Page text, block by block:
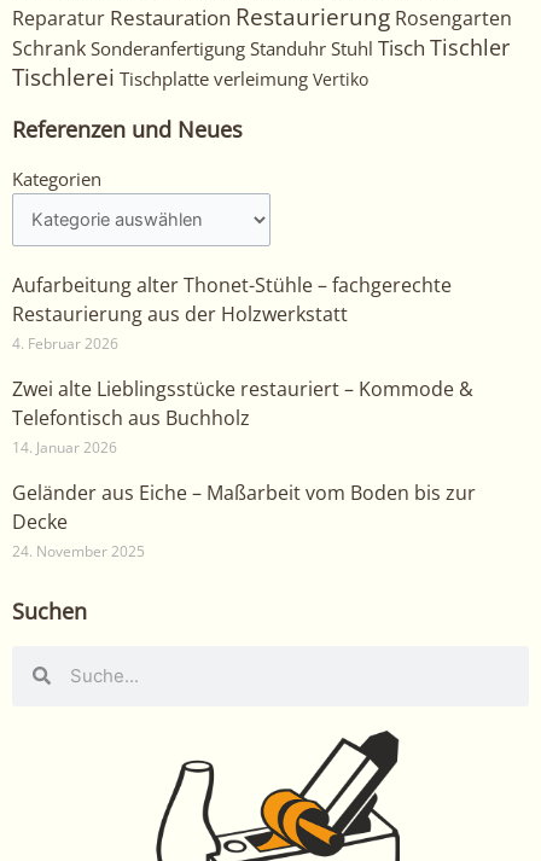
Reparatur Restauration Restaurierung Rosengarten
Schrank Sonderanfertigung Standuhr Stuhl Tisch Tischler
Tischlerei Tischplatte verleimung Vertiko
Referenzen und Neues
Kategorien
Kategorien
Aufarbeitung alter Thonet-Stühle – fachgerechte
Restaurierung aus der Holzwerkstatt
4. Februar 2026
Zwei alte Lieblingsstücke restauriert – Kommode &
Telefontisch aus Buchholz
14. Januar 2026
Geländer aus Eiche – Maßarbeit vom Boden bis zur
Decke
24. November 2025
Suchen